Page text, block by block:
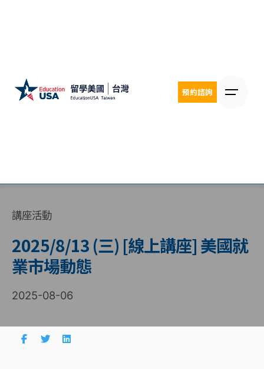
預約諮詢
講座活動
2025/8/13 (三) [線上講座] 美國就
業市場動態
2025-08-06